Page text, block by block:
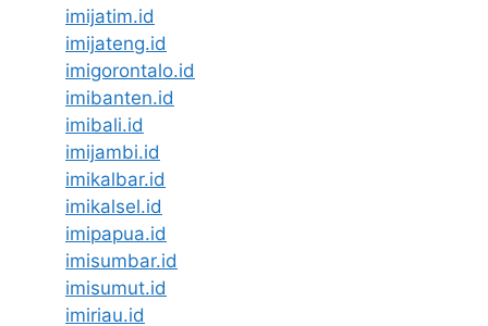
imijatim.id
imijateng.id
imigorontalo.id
imibanten.id
imibali.id
imijambi.id
imikalbar.id
imikalsel.id
imipapua.id
imisumbar.id
imisumut.id
imiriau.id